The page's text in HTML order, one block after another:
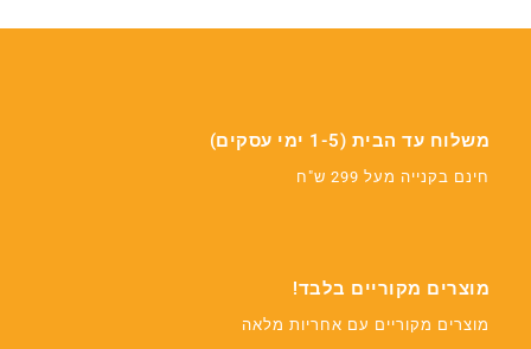
משלוח עד הבית (1-5 ימי עסקים)
חינם בקנייה מעל 299 ש"ח
מוצרים מקוריים בלבד!
מוצרים מקוריים עם אחריות מלאה